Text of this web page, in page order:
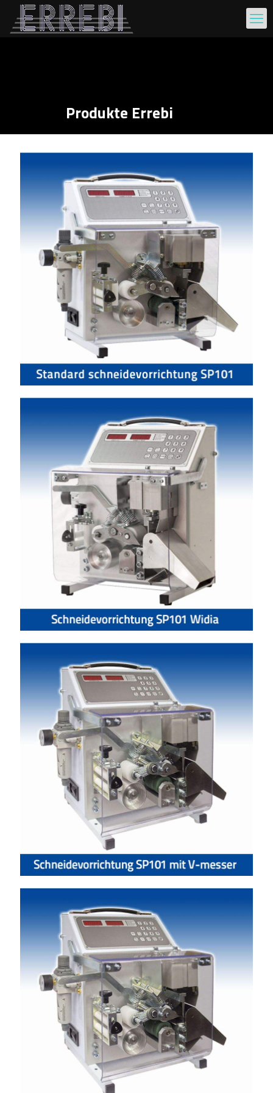
Produkte Errebi
Standard schneidevorrichtung SP101
Schneidevorrichtung SP101 Widia
Schneidevorrichtung SP101 mit V-
messer
Schneidevorrichtung SP101 für rohre